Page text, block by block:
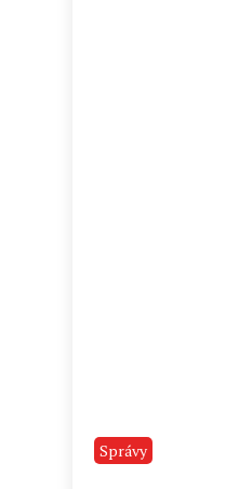
Správy